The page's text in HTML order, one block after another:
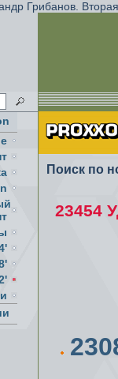
Грибанов.
Поиск по
23454